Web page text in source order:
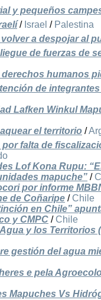
y pequeños
/ Israel / Palestina
a despojar al
de fuerzas de
humanos
de
Lafken Winkul
el territorio /
falta de
Lof Kona Rupu:
mapuche” /
por informe
de Coñaripe / Chile
en Chile”
y CMPC / Chile
y los Territorios
gestión del agua
e pela
Mapuches Vs